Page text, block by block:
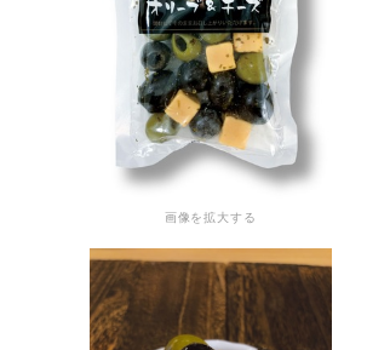
画像を拡大する